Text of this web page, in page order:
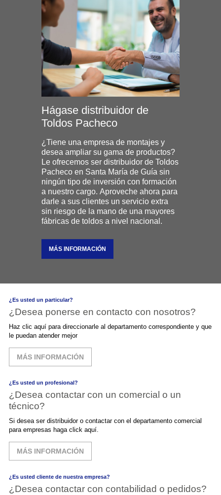
Hágase distribuidor de
Toldos Pacheco
¿Tiene una empresa de montajes y
desea ampliar su gama de productos?
Le ofrecemos ser distribuidor de Toldos
Pacheco en Santa María de Guía sin
ningún tipo de inversión con formación
a nuestro cargo. Aproveche ahora para
darle a sus clientes un servicio extra
sin riesgo de la mano de una mayores
fábricas de toldos a nivel nacional.
MÁS INFORMACIÓN
¿Es usted un particular?
¿Desea ponerse en contacto con nosotros?
Haz clic aquí para direccionarle al departamento correspondiente y que
le puedan atender mejor
MÁS INFORMACIÓN
¿Es usted un profesional?
¿Desea contactar con un comercial o un
técnico?
Si desea ser distribuidor o contactar con el departamento comercial
para empresas haga click aquí.
MÁS INFORMACIÓN
¿Es usted cliente de nuestra empresa?
¿Desea contactar con contabilidad o pedidos?